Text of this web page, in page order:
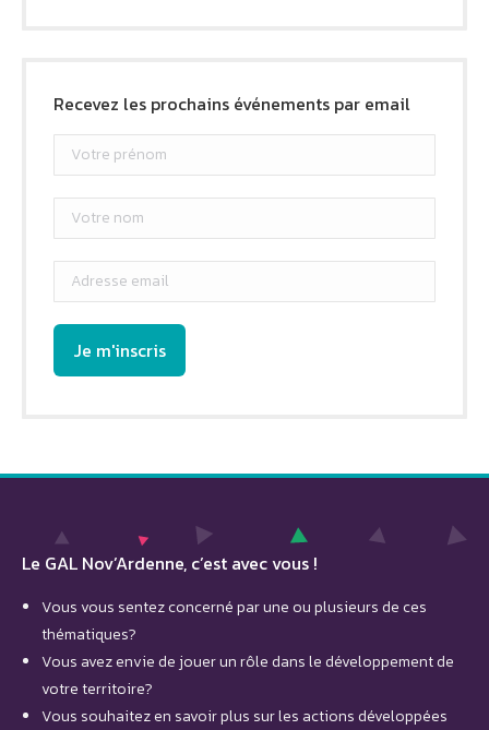
Recevez les prochains événements par email
Le GAL Nov’Ardenne, c’est avec vous !
Vous vous sentez concerné par une ou plusieurs de ces
thématiques?
Vous avez envie de jouer un rôle dans le développement de
votre territoire?
Vous souhaitez en savoir plus sur les actions développées